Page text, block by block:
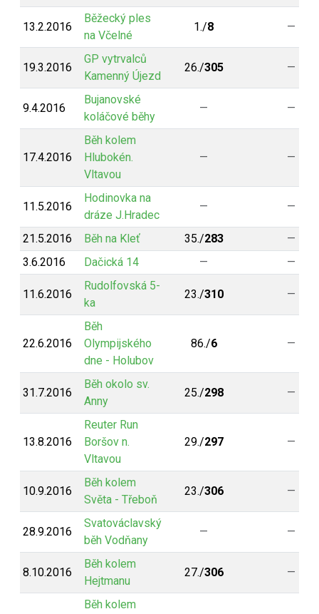
13.2.2016
Běžecký ples
na Včelné
1./8 —
19.3.2016
GP vytrvalců
Kamenný Újezd
26./305 —
9.4.2016
Bujanovské
koláčové běhy
— —
17.4.2016
Běh kolem
Hlubokén.
Vltavou
— —
11.5.2016
Hodinovka na
dráze J.Hradec
— —
21.5.2016 Běh na Kleť 35./283
—
3.6.2016
Dačická 14 — —
11.6.2016
Rudolfovská 5-
ka
23./310 —
22.6.2016
Běh
Olympijského
dne - Holubov
86./6 —
31.7.2016
Běh okolo sv.
Anny
25./298 —
13.8.2016
Reuter Run
Boršov n.
Vltavou
29./297 —
10.9.2016
Běh kolem
Světa - Třeboň
23./306 —
28.9.2016
Svatováclavský
běh Vodňany
— —
8.10.2016
Běh kolem
Hejtmanu
27./306 —
Běh kolem